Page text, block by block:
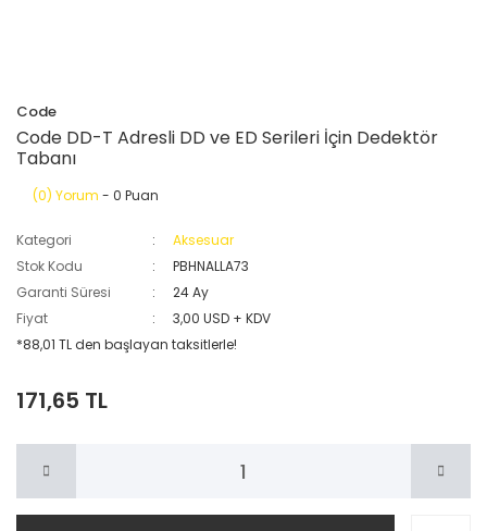
Code
Code DD-T Adresli DD ve ED Serileri İçin Dedektör
Tabanı
(0) Yorum - 0 Puan
Kategori
Aksesuar
Stok Kodu
PBHNALLA73
Garanti Süresi
24 Ay
Fiyat
3,00 USD + KDV
*88,01 TL den başlayan taksitlerle!
171,65 TL